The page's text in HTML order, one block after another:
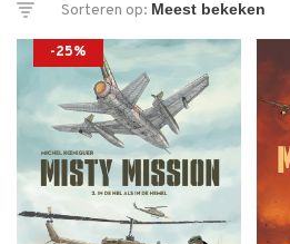
Sorteren op:
-25%